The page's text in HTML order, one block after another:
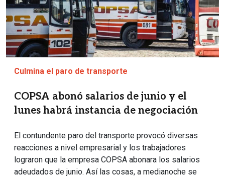
Culmina el paro de transporte
COPSA abonó salarios de junio y el
lunes habrá instancia de negociación
El contundente paro del transporte provocó diversas
reacciones a nivel empresarial y los trabajadores
lograron que la empresa COPSA abonara los salarios
adeudados de junio. Así las cosas, a medianoche se